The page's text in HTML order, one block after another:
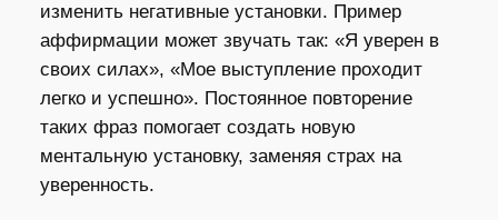
изменить негативные установки. Пример
аффирмации может звучать так: «Я уверен в
своих силах», «Мое выступление проходит
легко и успешно». Постоянное повторение
таких фраз помогает создать новую
ментальную установку, заменяя страх на
уверенность.